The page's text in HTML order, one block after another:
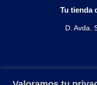
Tu tienda
D. Avda.